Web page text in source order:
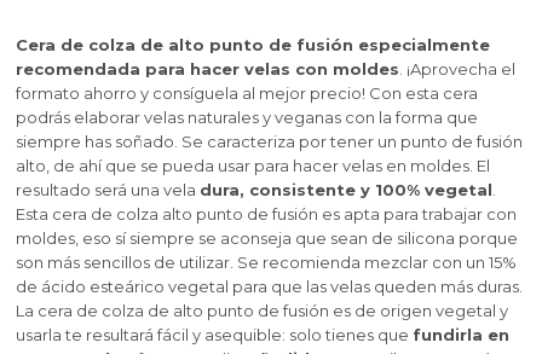
Cera de colza de alto punto de fusión especialmente
recomendada para hacer velas con moldes . ¡Aprovecha el
formato ahorro y consíguela al mejor precio! Con esta cera
podrás elaborar velas naturales y veganas con la forma que
siempre has soñado. Se caracteriza por tener un punto de fusión
alto, de ahí que se pueda usar para hacer velas en moldes. El
resultado será una vela dura, consistente y 100% vegetal
Esta cera de colza alto punto de fusión es apta para trabajar con
moldes, eso sí siempre se aconseja que sean de silicona porque
son más sencillos de utilizar. Se recomienda mezclar con un 15%
de ácido esteárico vegetal para que las velas queden más duras.
La cera de colza de alto punto de fusión es de origen vegetal y
usarla te resultará fácil y asequible: solo tienes que fundirla en